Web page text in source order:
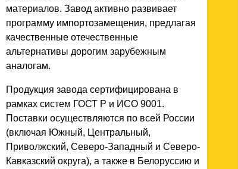
материалов. Завод активно развивает
программу импортозамещения, предлагая
качественные отечественные
альтернативы дорогим зарубежным
аналогам.
Продукция завода сертифицирована в
рамках систем ГОСТ Р и ИСО 9001.
Поставки осуществляются по всей России
(включая Южный, Центральный,
Приволжский, Северо-Западный и Северо-
Кавказский округа), а также в Белоруссию и